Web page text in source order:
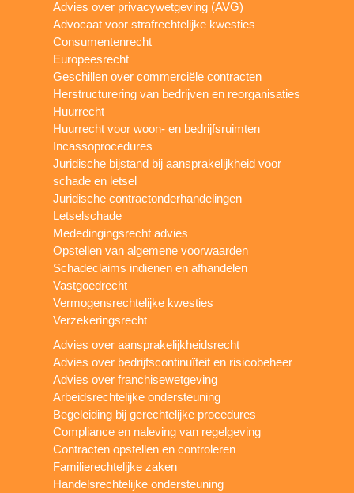
Advies over privacywetgeving (AVG)
Advocaat voor strafrechtelijke kwesties
Consumentenrecht
Europeesrecht
Geschillen over commerciële contracten
Herstructurering van bedrijven en reorganisaties
Huurrecht
Huurrecht voor woon- en bedrijfsruimten
Incassoprocedures
Juridische bijstand bij aansprakelijkheid voor
schade en letsel
Juridische contractonderhandelingen
Letselschade
Mededingingsrecht advies
Opstellen van algemene voorwaarden
Schadeclaims indienen en afhandelen
Vastgoedrecht
Vermogensrechtelijke kwesties
Verzekeringsrecht
Advies over aansprakelijkheidsrecht
Advies over bedrijfscontinuïteit en risicobeheer
Advies over franchisewetgeving
Arbeidsrechtelijke ondersteuning
Begeleiding bij gerechtelijke procedures
Compliance en naleving van regelgeving
Contracten opstellen en controleren
Familierechtelijke zaken
Handelsrechtelijke ondersteuning